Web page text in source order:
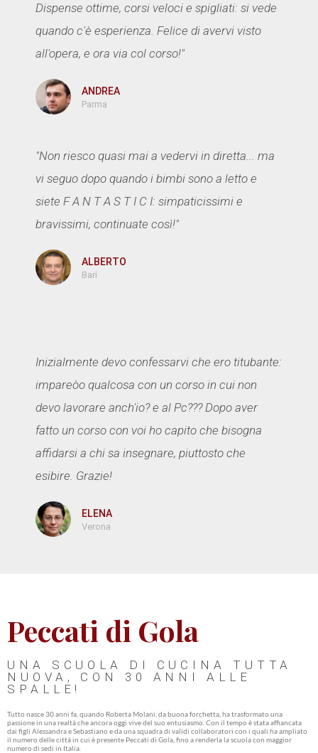
Dispense ottime, corsi veloci e spigliati: si vede
quando c'è esperienza. Felice di avervi visto
all'opera, e ora via col corso!"
ANDREA
Parma
"Non riesco quasi mai a vedervi in diretta... ma
vi seguo dopo quando i bimbi sono a letto e
siete F A N T A S T I C I: simpaticissimi e
bravissimi, continuate così!"
ALBERTO
Bari
Inizialmente devo confessarvi che ero titubante:
impareòo qualcosa con un corso in cui non
devo lavorare anch'io? e al Pc??? Dopo aver
fatto un corso con voi ho capito che bisogna
affidarsi a chi sa insegnare, piuttosto che
esibire. Grazie!
ELENA
Verona
Peccati di Gola
UNA SCUOLA DI CUCINA TUTTA
NUOVA, CON 30 ANNI ALLE
SPALLE!
Tutto nasce 30 anni fa, quando Roberta Molani, da buona forchetta, ha trasformato una
passione in una realtà che ancora oggi vive del suo entusiasmo. Con il tempo è stata affiancata
dai figli Alessandra e Sebastiano e da una squadra di validi collaboratori con i quali ha ampliato
il numero delle città in cui è presente Peccati di Gola, fino a renderla la scuola con maggior
numero di sedi in Italia.